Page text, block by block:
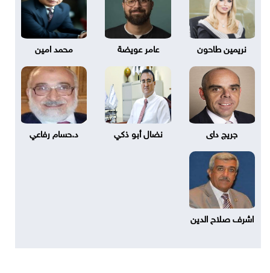
نريمين طاحون عامر عويضة محمد امين
جريج داى نضال أبو ذكي د.حسام رفاعي
اشرف صلاح الدين